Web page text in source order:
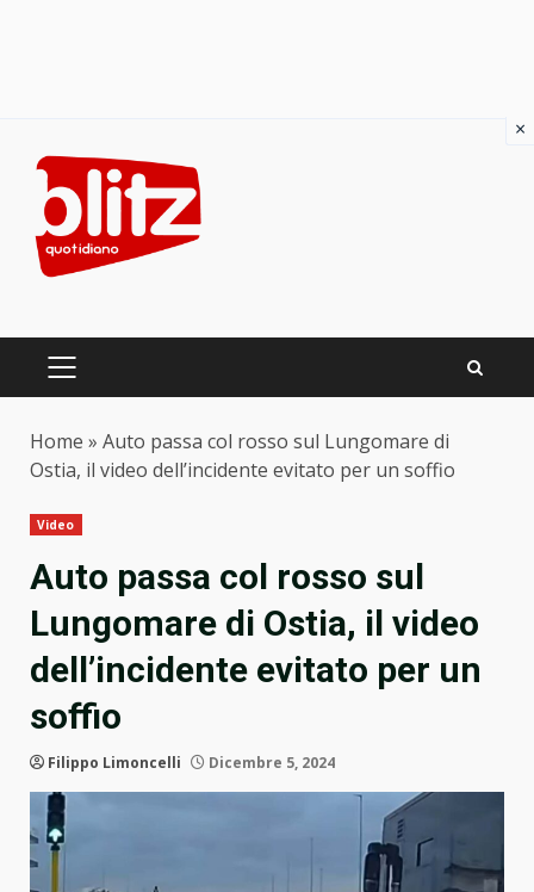
content
PRIMARY
Home » Auto passa col rosso sul Lungomare di
Ostia, il video dell’incidente evitato per un soffio
Video
Auto passa col rosso sul
Lungomare di Ostia, il video
dell’incidente evitato per un
soffio
Filippo Limoncelli Dicembre 5, 2024
×